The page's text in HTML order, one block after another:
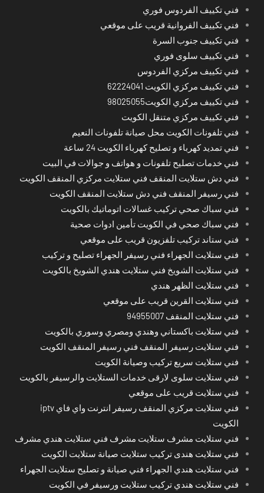
فني تكييف الفردوس فوري
فني تكييف الفروانية قريب على موقعي
فني تكييف جنوب السرة
فني تكييف سلوى فوري
فني تكييف مركزي الفردوس
فني تكييف مركزي الكويت 62224041
فني تكييف مركزي الكويت98025055
فني تكييف مركزي متنقل الكويت
فني تلفونات الكويت محل صيانة تلفونات النعيم
فني تمديد كهرباء و تصليح كهرباء الكويت 24 ساعة
فني خدمات تصليح تلفونات و هواتف و جوالات في البيت
فني دش ستلايت المنقف فني ستلايت مركزي المنقف الكويت
فني رسيفر المنقف فني دش ستلايت المنقف الكويت
فني سباك صحي تركيب غسالات اتوماتيك بالكويت
فني سباك صحي في الكويت تأمين ادوات صحية
فني ستاند تركيب تلفزيون قريب على موقعي
فني ستلايت الجهراء فني رسيفر الجهراء تصليح و تركيب
فني ستلايت الشويخ فني ستلايت هندي الشويخ بالكويت
فني ستلايت الظهر هندي
فني ستلايت القرين قريب على موقعي
فني ستلايت المنقف 94955007
فني ستلايت باكستاني وهندي ومصري وسوري بالكويت
فني ستلايت رسيفر المنقف فني رسيفر المنقف الكويت
فني ستلايت سريع تركيب وصيانة الكويت
فني ستلايت سلوى لارقى خدمات الستلايت والرسيفر بالكويت
فني ستلايت قريب على موقعي
فني ستلايت مركزي المنقف رسيفر انترنت واي فاي iptv
الكويت
فني ستلايت مشرف ستلايت مشرف فني ستلايت هندي مشرف
فني ستلايت هندى تركيب ستلايت صيانة ستلايت الكويت
فني ستلايت هندي الجهراء فني صيانة و تصليح ستلايت الجهراء
فني ستلايت هندي تركيب ستلايت ورسيفر في الكويت